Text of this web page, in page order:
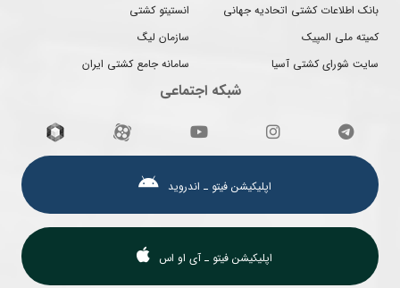
بانک اطلاعات کشتی اتحادیه جهانی
کمیته ملی المپیک
سایت شورای کشتی آسیا
انستیتو کشتی
سازمان لیگ
سامانه جامع کشتی ایران
شبکه اجتماعی
اپلیکیشن فیتو ـ اندروید
اپلیکیشن فیتو ـ آی او اس